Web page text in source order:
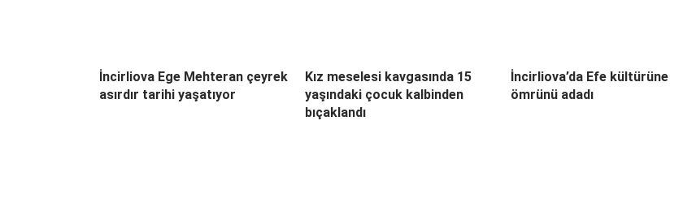
İncirliova Ege Mehteran çeyrek
asırdır tarihi yaşatıyor
Kız meselesi kavgasında 15
yaşındaki çocuk kalbinden
bıçaklandı
İncirliova’da Efe kültürüne
ömrünü adadı